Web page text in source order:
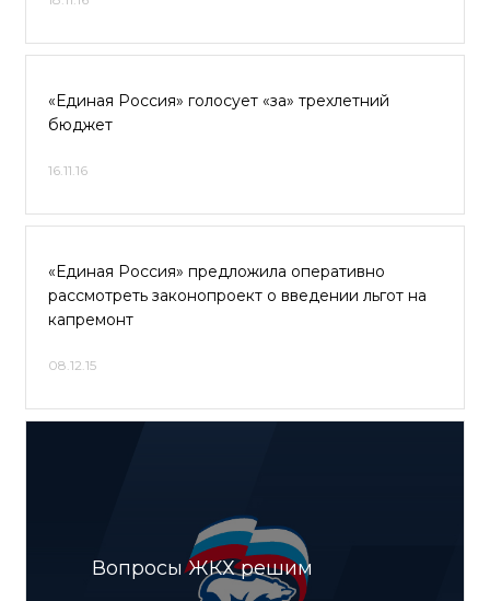
«Единая Россия» голосует «за» трехлетний
бюджет
16.11.16
«Единая Россия» предложила оперативно
рассмотреть законопроект о введении льгот на
капремонт
08.12.15
Вопросы ЖКХ решим